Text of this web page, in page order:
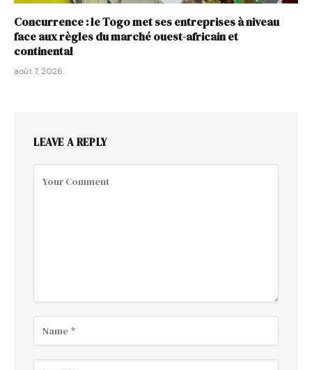
Concurrence : le Togo met ses entreprises à niveau
face aux règles du marché ouest-africain et
continental
août 7, 2026
LEAVE A REPLY